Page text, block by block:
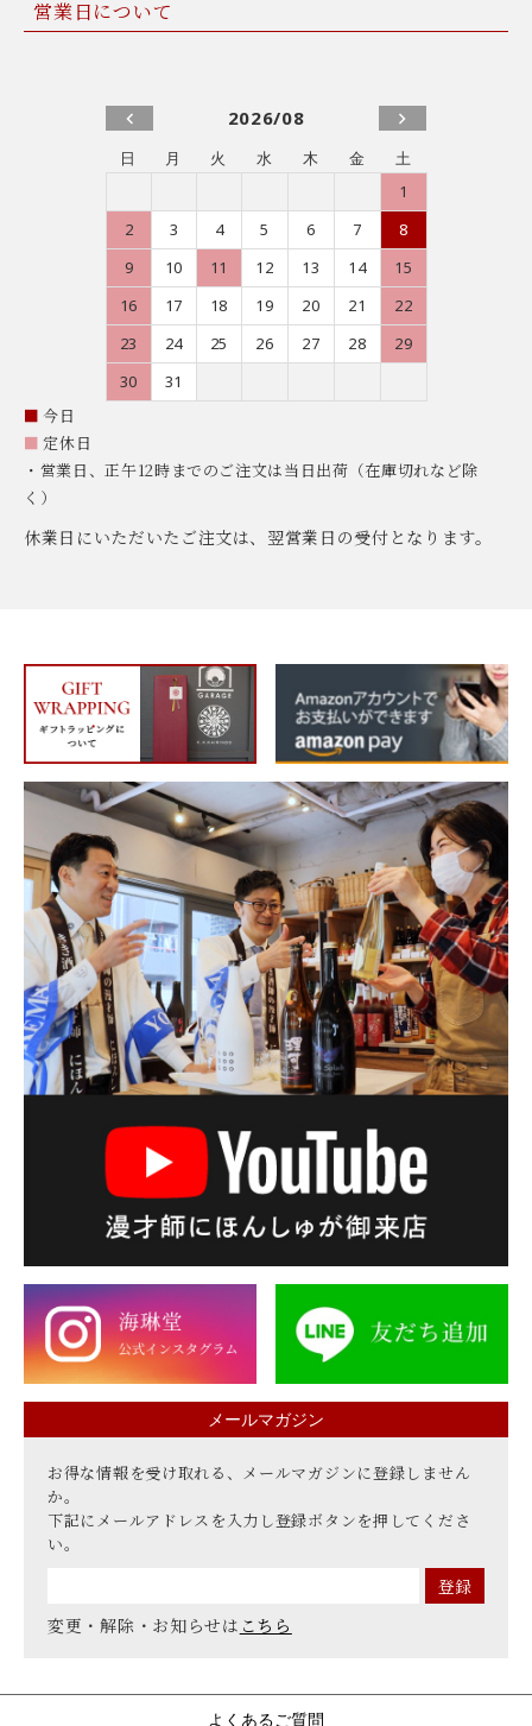
営業日について
2026/08
日 月 火 水 木 金
土
1
2
3 4 5 6 7
8
9
10 11 12 13 14
15
16
17 18 19 20 21
22
23
24 25 26 27 28
29
30
31
■ 今日
■ 定休日
・営業日、正午12時までのご注文は当日出荷（在庫切れなど除
く）
休業日にいただいたご注文は、翌営業日の受付となります。
メールマガジン
お得な情報を受け取れる、メールマガジンに登録しません
か。
下記にメールアドレスを入力し登録ボタンを押してくださ
い。
変更・解除・お知らせは こちら
よくあるご質問